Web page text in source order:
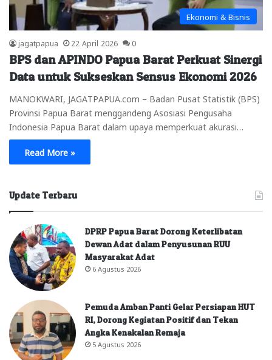
Ekonomi & Bisnis
jagatpapua 22 April 2026 0
BPS dan APINDO Papua Barat Perkuat Sinergi
Data untuk Sukseskan Sensus Ekonomi 2026
MANOKWARI, JAGATPAPUA.com – Badan Pusat Statistik (BPS)
Provinsi Papua Barat menggandeng Asosiasi Pengusaha
Indonesia Papua Barat dalam upaya memperkuat akurasi…
Read More »
Update Terbaru
DPRP Papua Barat Dorong Keterlibatan
Dewan Adat dalam Penyusunan RUU
Masyarakat Adat
6 Agustus 2026
Pemuda Amban Panti Gelar Persiapan HUT
RI, Dorong Kegiatan Positif dan Tekan
Angka Kenakalan Remaja
5 Agustus 2026